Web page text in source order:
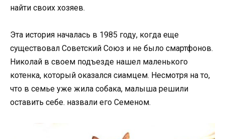
найти своих хозяев.
Эта история началась в 1985 году, когда еще
существовал Советский Союз и не было смартфонов.
Николай в своем подъезде нашел маленького
котенка, который оказался сиамцем. Несмотря на то,
что в семье уже жила собака, малыша решили
оставить себе. назвали его Семеном.